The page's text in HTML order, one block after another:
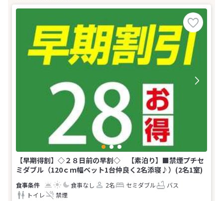
【早期得割】◇２８日前の早割◇ 【素泊り】■禁煙プチセ
ミダブル（120ｃｍ幅ベット1台仲良く2名添寝♪）(2名1室)
食事なし 2名 セミダブル
バス
トイレ
禁煙